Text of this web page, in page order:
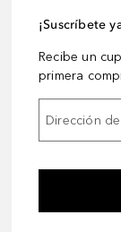
¡Suscríbete
Recibe un
primera
Dirección